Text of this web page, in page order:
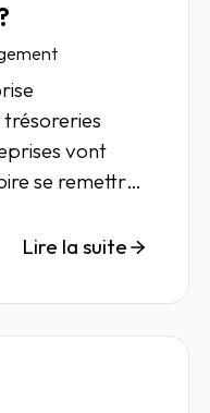
trésoreries
vont
se remettre
du risque de
face au
clés à
Lire la suite